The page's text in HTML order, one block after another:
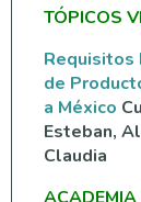
TÓPICOS
Requisitos
de
a México
Esteban,
Claudia